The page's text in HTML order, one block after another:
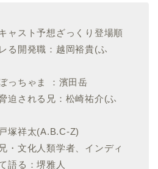
ャスト予想ざっくり登場順
る開発職：越岡裕貴(ふ
っちゃま ：濱田岳
迫される兄：松崎祐介(ふ
塚祥太(A.B.C-Z)
・文化人類学者、インディ
語る：堺雅人